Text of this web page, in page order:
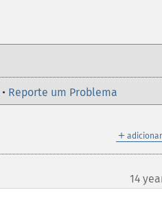
• Reporte um Problema
＋
14